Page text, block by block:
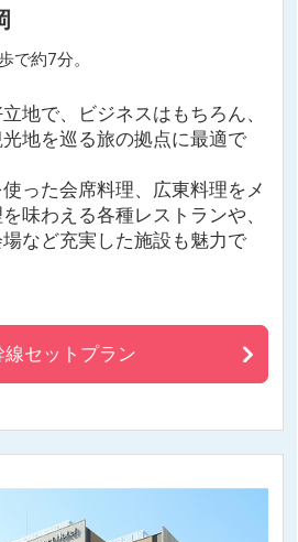
で約7分。
地で、ビジネスはもちろん、
地を巡る旅の拠点に最適で
った会席料理、広東料理をメ
味わえる各種レストランや、
など充実した施設も魅力で
線セットプラン